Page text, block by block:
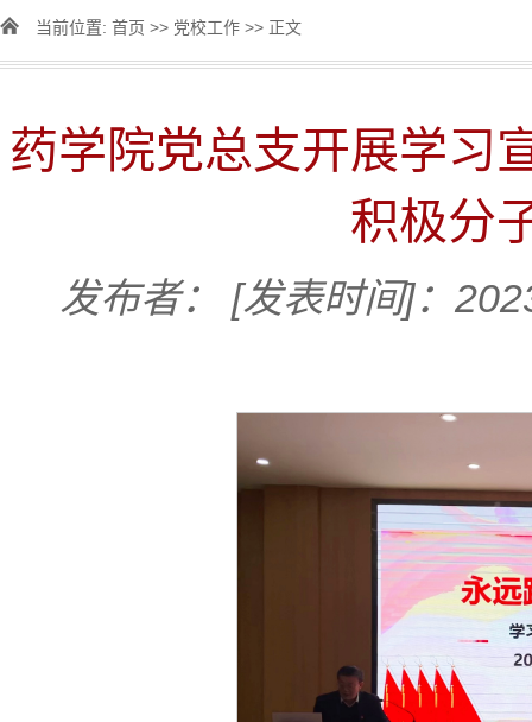
当前位置: 首页 >> 党校工作 >> 正文
药学院党总支开展学习
积极分
发布者： [发表时间]：